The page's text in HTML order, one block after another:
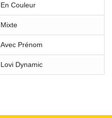
En Couleur
Mixte
Avec Prénom
Lovi Dynamic